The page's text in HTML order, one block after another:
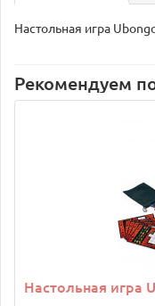
Настольная игра
Рекомендуем
Настольная игра